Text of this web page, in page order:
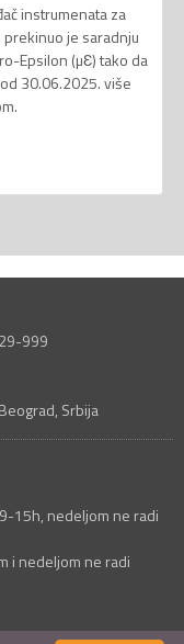
instrumenata za
je saradnju
Epsilon (µƐ) tako da
30.06.2025. više
999
Srbija
15h, nedeljom ne radi
i nedeljom ne radi